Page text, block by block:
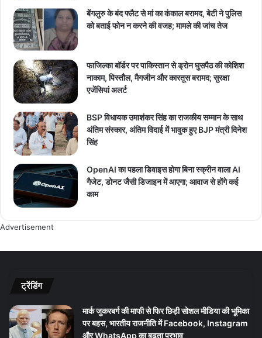
बेंगलुरु के बंद फ्लैट से मां का कंकाल बरामद, बेटी ने पुलिस
को बताई फोन न करने की वजह; मामले की जांच तेज
फाजिल्का बॉर्डर पर पाकिस्तान से ड्रोन घुसपैठ की कोशिश
नाकाम, पिस्तौल, मैगजीन और कारतूस बरामद; सुरक्षा
एजेंसियां अलर्ट
BSP विधायक उमाशंकर सिंह का राजकीय सम्मान के साथ
अंतिम संस्कार, अंतिम विदाई में भावुक हुए BJP मंत्री दिनेश
सिंह
OpenAI का पहला डिवाइस होगा बिना स्क्रीन वाला AI
गैजेट, डोनट जैसी डिजाइन में आएगा; आवाज से होंगे कई
काम
Advertisement
ट्रेंडिंग
मार्क जुकरबर्ग की माफी से फिर छिड़ी सोशल मीडिया की भूमिका
पर बहस, भारतीय राजनीति में Facebook, Instagram
और WhatsApp का बढ़ता प्रभाव